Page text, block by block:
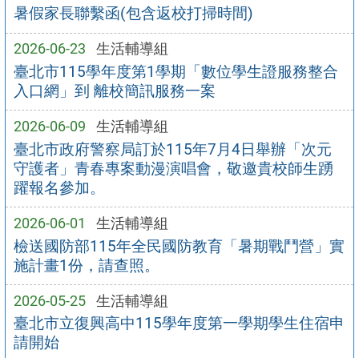
暑假家長聯繫函(包含返校打掃時間)
2026-06-23 生活輔導組
臺北市115學年度第1學期「數位學生證服務整合
入口網」到 離校簡訊服務一案
2026-06-09 生活輔導組
臺北市政府警察局訂於115年7月4日舉辦「次元
守護者」青春專案動漫演唱會，敬邀貴校師生踴
躍報名參加。
2026-06-01 生活輔導組
檢送國防部115年全民國防教育「暑期戰鬥營」實
施計畫1份，請查照。
2026-05-25 生活輔導組
臺北市立復興高中115學年度第一學期學生住宿申
請開始